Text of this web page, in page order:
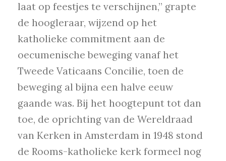
laat op feestjes te verschijnen,” grapte
de hoogleraar, wijzend op het
katholieke commitment aan de
oecumenische beweging vanaf het
Tweede Vaticaans Concilie, toen de
beweging al bijna een halve eeuw
gaande was. Bij het hoogtepunt tot dan
toe, de oprichting van de Wereldraad
van Kerken in Amsterdam in 1948 stond
de Rooms-katholieke kerk formeel nog